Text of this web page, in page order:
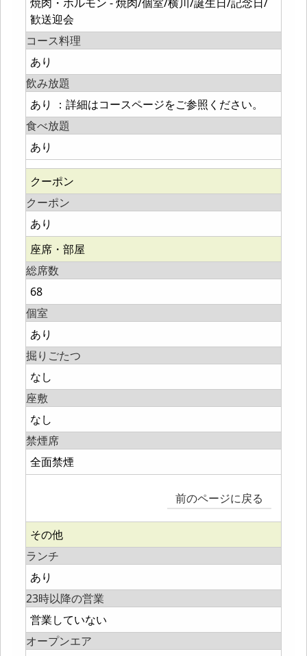
歓送迎会
コース料理
あり
飲み放題
あり ：詳細はコースページをご参照ください。
食べ放題
あり
クーポン
クーポン
あり
座席・部屋
総席数
68
個室
あり
掘りごたつ
なし
座敷
なし
禁煙席
全面禁煙
前のページに戻る
その他
ランチ
あり
23時以降の営業
営業していない
オープンエア